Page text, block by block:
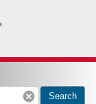
cancel Search